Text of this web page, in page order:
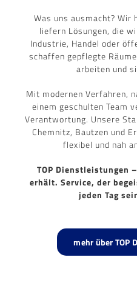
Was uns ausmacht? Wir
liefern Lösungen, die
Industrie, Handel oder
schaffen gepflegte
arbeiten und
Mit modernen Verfahren,
einem geschulten Team
Verantwortung. Unsere
Chemnitz, Bautzen und
flexibel und nah
TOP Dienstleistungen
erhält. Service, der
jeden Tag
mehr über TOP